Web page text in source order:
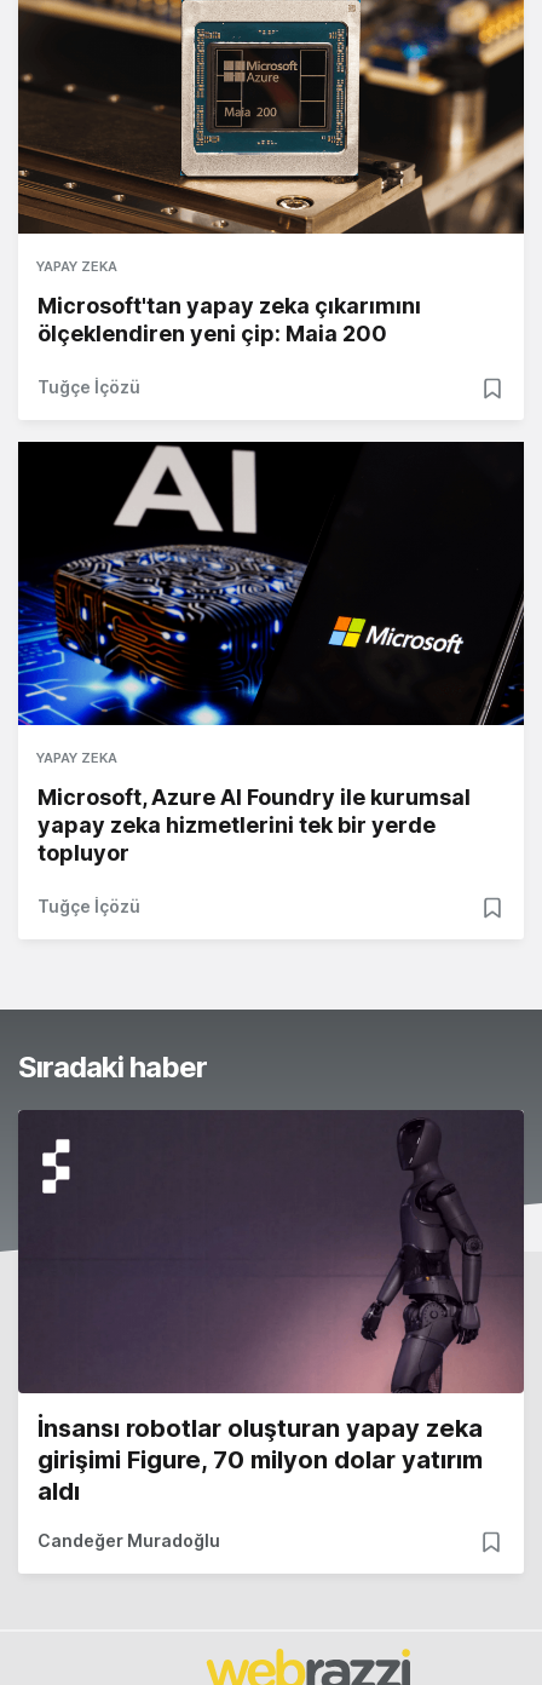
YAPAY ZEKA
Microsoft'tan yapay zeka çıkarımını
ölçeklendiren yeni çip: Maia 200
Tuğçe İçözü
YAPAY ZEKA
Microsoft, Azure AI Foundry ile kurumsal
yapay zeka hizmetlerini tek bir yerde
topluyor
Tuğçe İçözü
Sıradaki haber
İnsansı robotlar oluşturan yapay zeka
girişimi Figure, 70 milyon dolar yatırım
aldı
Candeğer Muradoğlu